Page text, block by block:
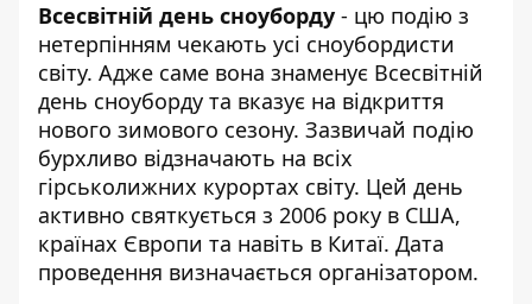
Всесвітній день сноуборду - цю подію з
нетерпінням чекають усі сноубордисти
світу. Адже саме вона знаменує Всесвітній
день сноуборду та вказує на відкриття
нового зимового сезону. Зазвичай подію
бурхливо відзначають на всіх
гірськолижних курортах світу. Цей день
активно святкується з 2006 року в США,
країнах Європи та навіть в Китаї. Дата
проведення визначається організатором.